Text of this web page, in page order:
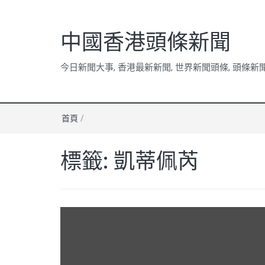
中國香港頭條新聞
今日新聞大事, 香港最新新聞, 世界新聞頭條, 頭條新
首頁 /
標籤: 凱蒂佩芮